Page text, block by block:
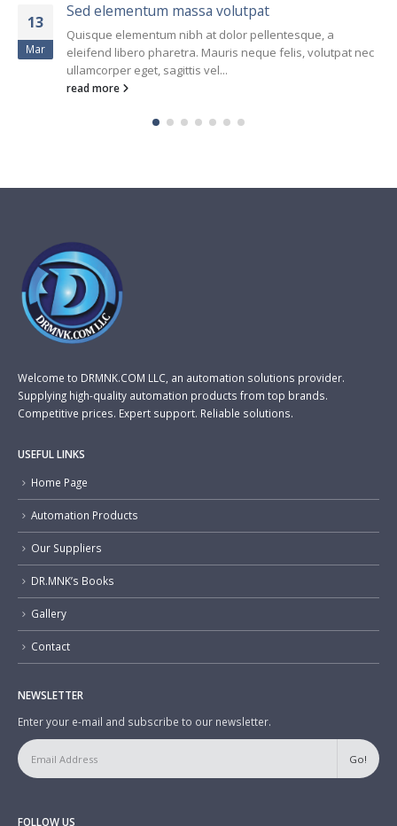
13
Jun
Aliquam erat volutpat
Quisque elementum nibh at dolor pellentesque, a
eleifend libero pharetra. Mauris neque felis, volutpat nec
ullamcorper eget, sagittis vel...
read more
Welcome to DRMNK.COM LLC, an automation solutions provider.
Supplying high-quality automation products from top brands.
Competitive prices. Expert support. Reliable solutions.
USEFUL LINKS
Home Page
Automation Products
Our Suppliers
DR.MNK’s Books
Gallery
Contact
NEWSLETTER
Enter your e-mail and subscribe to our newsletter.
FOLLOW US